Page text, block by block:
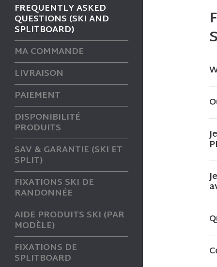
FREQUENTLY ASKED
QUESTIONS (SKI AND
SPLITBOARD)
MA COMMANDE
LIVRAISON
PAIEMENT
DISPONIBILITÉ
PRODUITS
SAV & GARANTIE (SKI ET
SPLIT)
FIXATIONS SKI DE
RANDONNÉE
AIDE PRODUITS SKI (PAR
MODÈLE)
FIXATIONS DE
SPLITBOARD